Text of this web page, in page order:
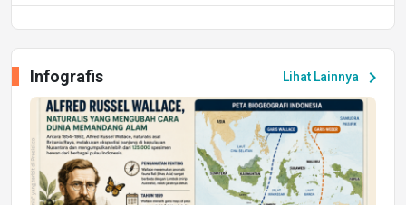
Peluang Kerja dan Magang
Jumat, 17 Jul 2026 22:30
DAERAH
Astra Motor Kalimantan Timur 2 Dukung
Mahasiswa Samarinda dalam Astra
Honda SDGs Future Leaders 2026
Lihat Lainnya chevron_right
Infografis